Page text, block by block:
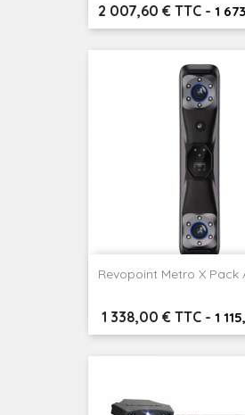
Prix
2 007,60 € TTC - 1
Revopoint Metro X Pack
Prix
1 338,00 € TTC - 1